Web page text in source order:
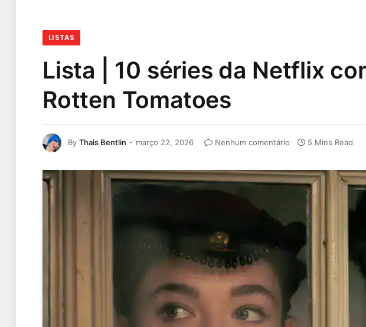
LISTAS
Lista | 10 séries da Netflix
Rotten Tomatoes
By Thais Bentlin março 22, 2026 Nenhum comentário 5 Mins Read